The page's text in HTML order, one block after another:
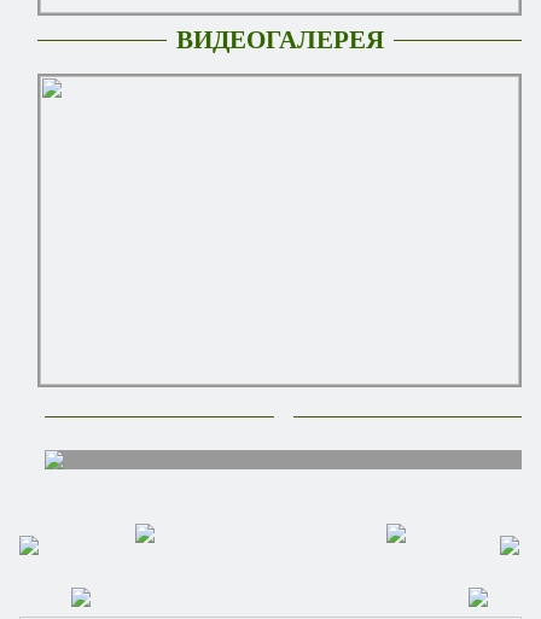
ВИДЕОГАЛЕРЕЯ